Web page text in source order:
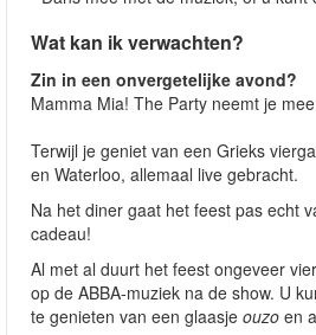
Wat kan ik verwachten?
Zin in een onvergetelijke avond?
Mamma Mia! The Party neemt je
Terwijl je geniet van een Grieks
en Waterloo, allemaal live gebracht.
Na het diner gaat het feest pas echt
cadeau!
Al met al duurt het feest ongeveer
op de ABBA-muziek na de show. U
te genieten van een glaasje ouzo en